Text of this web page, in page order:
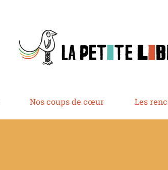
Nos coups de cœur Les